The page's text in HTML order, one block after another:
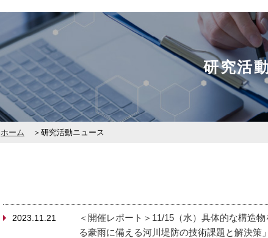
研究活
ホーム 研究活動ニュース
2023.11.21
＜開催レポート＞11/15（水）具体的な構造
る豪雨に備える河川堤防の技術課題と解決策